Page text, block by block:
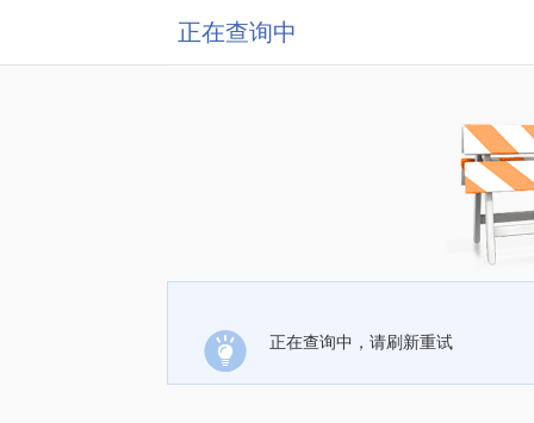
正在查询中
正在查询中，请刷新重试